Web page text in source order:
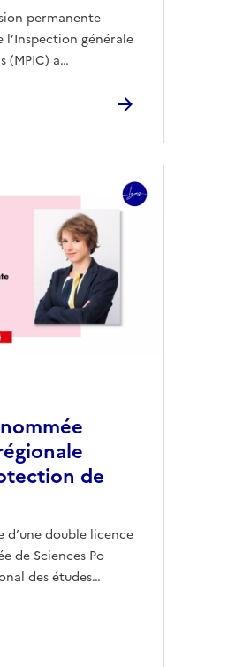
permanente
générale
(MPIC) a…
de
double licence
de Sciences Po
des études…